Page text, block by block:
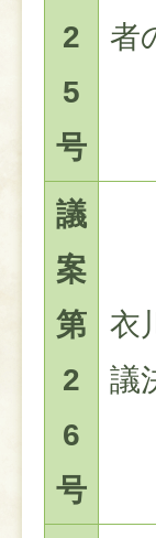
2
5
号
者
議
案
第
2
6
号
衣
議